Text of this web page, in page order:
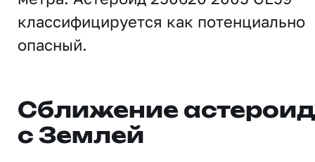
классифицируется как потенциально
опасный.
Сближение
с Землей